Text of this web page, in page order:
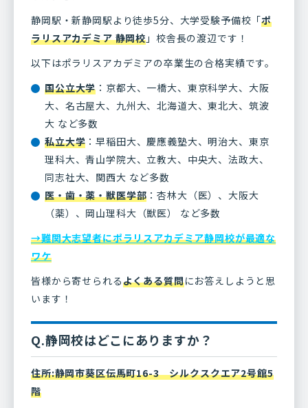
静岡駅・新静岡駅より徒歩5分、大学受験予備校「ポ
ラリスアカデミア 静岡校 」校舎長の渡辺です！
以下はポラリスアカデミアの卒業生の合格実績です。
国公立大学 ：京都大、一橋大、東京科学大、大阪
大、名古屋大、九州大、北海道大、東北大、筑波
大 など多数
私立大学 ：早稲田大、慶應義塾大、明治大、東京
理科大、青山学院大、立教大、中央大、法政大、
同志社大、関西大 など多数
医・歯・薬・獣医学部 ：杏林大（医）、大阪大
（薬）、岡山理科大（獣医） など多数
→難関大志望者にポラリスアカデミア静岡校が最適な
ワケ
皆様から寄せられるよくある質問にお答えしようと思
います！
Q.静岡校はどこにありますか？
住所:静岡市葵区伝馬町16-3 シルクスクエア2号館5
階